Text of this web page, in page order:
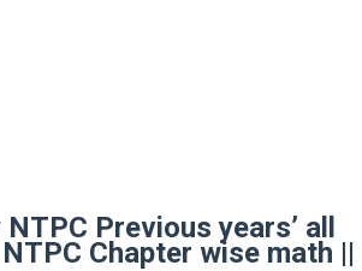
Previous years’ all
Chapter wise math ||